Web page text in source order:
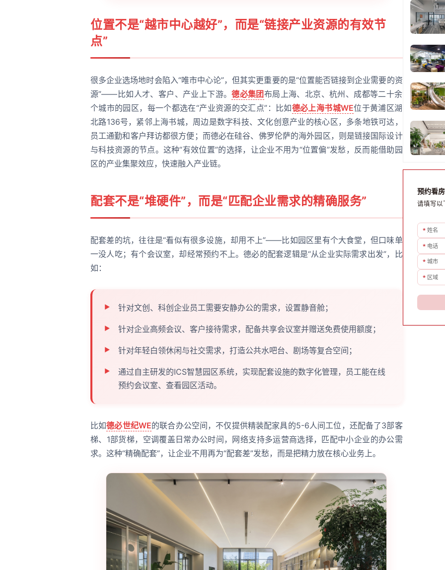
位置不是“越市中心越好”，而是“链接产业资源的有效节
点”
很多企业选场地时会陷入“唯市中心论”，但其实更重要的是“位置能否链接到企业需要的资
源”——比如人才、客户、产业上下游。德必集团布局上海、北京、杭州、成都等二十余
个城市的园区，每一个都选在“产业资源的交汇点”：比如德必上海书城WE位于黄浦区湖
北路136号，紧邻上海书城，周边是数字科技、文化创意产业的核心区，多条地铁可达，
员工通勤和客户拜访都很方便；而德必在硅谷、佛罗伦萨的海外园区，则是链接国际设计
与科技资源的节点。这种“有效位置”的选择，让企业不用为“位置偏”发愁，反而能借助园
区的产业集聚效应，快速融入产业链。
配套不是“堆硬件”，而是“匹配企业需求的精确服务”
配套差的坑，往往是“看似有很多设施，却用不上”——比如园区里有个大食堂，但口味单
一没人吃；有个会议室，却经常预约不上。德必的配套逻辑是“从企业实际需求出发”，比
如：
针对文创、科创企业员工需要安静办公的需求，设置静音舱；
针对企业高频会议、客户接待需求，配备共享会议室并赠送免费使用额度；
针对年轻白领休闲与社交需求，打造公共水吧台、剧场等复合空间；
通过自主研发的ICS智慧园区系统，实现配套设施的数字化管理，员工能在线
预约会议室、查看园区活动。
比如德必世纪WE的联合办公空间，不仅提供精装配家具的5-6人间工位，还配备了3部客
梯、1部货梯，空调覆盖日常办公时间，网络支持多运营商选择，匹配中小企业的办公需
求。这种“精确配套”，让企业不用再为“配套差”发愁，而是把精力放在核心业务上。
预约看房
请填写以
* 姓名
* 电话
* 城市
* 区域